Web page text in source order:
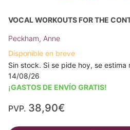
VOCAL WORKOUTS FOR THE
Peckham, Anne
Disponible en breve
Sin stock. Si se pide hoy, se estima
14/08/26
¡GASTOS DE ENVÍO GRATIS!
PVP. 38,90€